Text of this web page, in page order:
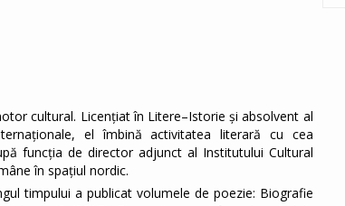
cultural. Licențiat în Litere–Istorie și absolvent al
el îmbină activitatea literară cu cea
funcția de director adjunct al Institutului Cultural
în spațiul nordic.
timpului a publicat volumele de poezie: Biografie